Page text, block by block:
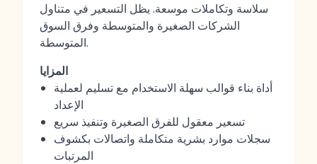
سلاسة وتكاملات موسعة. يظل التسعير في متناول
الشركات الصغيرة والمتوسطة وفرق السوق
المتوسطة.
المزايا
أداة بناء قوالب سهلة الاستخدام مع تسليم لعملية
الإعداد
تسعير معقول للفرق الصغيرة وتنفيذ سريع
سجلات موارد بشرية متكاملة واتصالات بكشوف
المرتبات